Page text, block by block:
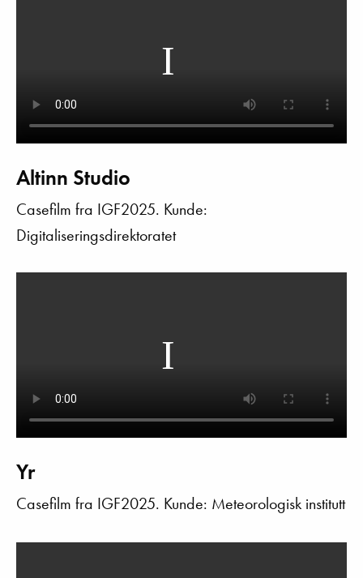
Altinn Studio
Casefilm fra IGF2025. Kunde:
Digitaliseringsdirektoratet
Yr
Casefilm fra IGF2025. Kunde: Meteorologisk institutt